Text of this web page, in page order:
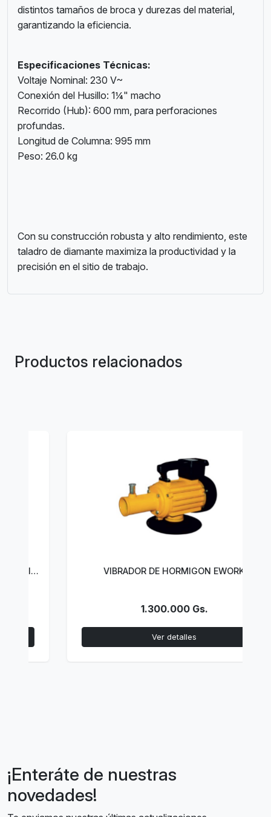
distintos tamaños de broca y durezas del material,
garantizando la eficiencia.
Especificaciones Técnicas:
Voltaje Nominal: 230 V~
Conexión del Husillo: 1¼" macho
Recorrido (Hub): 600 mm, para perforaciones
profundas.
Longitud de Columna: 995 mm
Peso: 26.0 kg
Con su construcción robusta y alto rendimiento, este
taladro de diamante maximiza la productividad y la
precisión en el sitio de trabajo.
Productos relacionados
VIBRADOR DE HORMIGON EWORK
1.300.000 Gs.
Ver detalles
¡Enteráte de nuestras
novedades!